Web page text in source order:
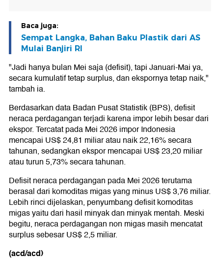
Baca juga:
Sempat Langka, Bahan Baku Plastik dari AS
Mulai Banjiri RI
"Jadi hanya bulan Mei saja (defisit), tapi Januari-Mai ya,
secara kumulatif tetap surplus, dan ekspornya tetap naik,"
tambah ia.
Berdasarkan data Badan Pusat Statistik (BPS), defisit
neraca perdagangan terjadi karena impor lebih besar dari
ekspor. Tercatat pada Mei 2026 impor Indonesia
mencapai US$ 24,81 miliar atau naik 22,16% secara
tahunan, sedangkan ekspor mencapai US$ 23,20 miliar
atau turun 5,73% secara tahunan.
Defisit neraca perdagangan pada Mei 2026 terutama
berasal dari komoditas migas yang minus US$ 3,76 miliar.
Lebih rinci dijelaskan, penyumbang defisit komoditas
migas yaitu dari hasil minyak dan minyak mentah. Meski
begitu, neraca perdagangan non migas masih mencatat
surplus sebesar US$ 2,5 miliar.
(acd/acd)